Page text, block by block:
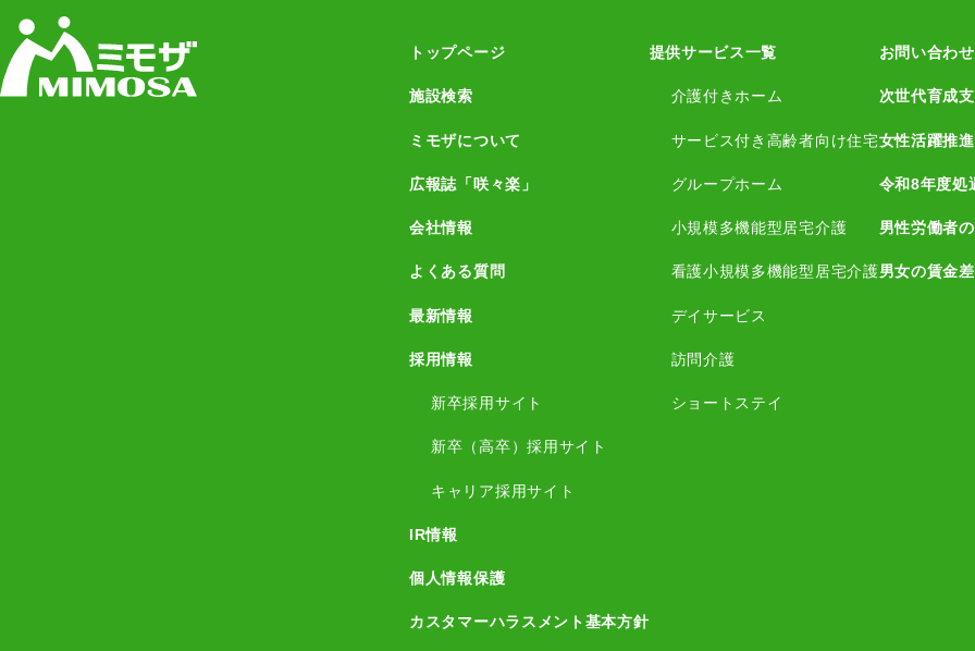
トップページ
施設検索
ミモザについて
広報誌「咲々楽」
会社情報
よくある質問
最新情報
採用情報
新卒採用サイト
新卒（高卒）採用サイト
キャリア採用サイト
IR情報
個人情報保護
カスタマーハラスメント基本方針
提供サービス一覧
介護付きホーム
サービス付き高齢者向け住宅
グループホーム
小規模多機能型居宅介護
看護小規模多機能型居宅介護
デイサービス
訪問介護
ショートステイ
お問い合わ
次世代育成
女性活躍推
令和8年度処
男性労働者
男女の賃金